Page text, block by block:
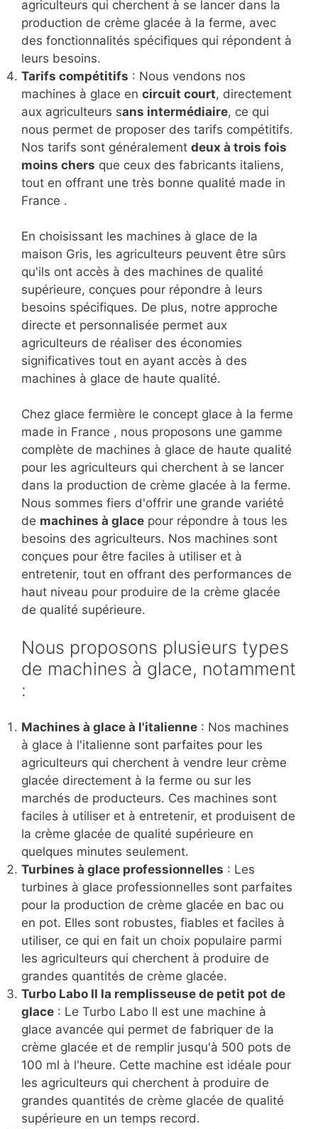
agriculteurs qui cherchent à se lancer dans la
production de crème glacée à la ferme, avec
des fonctionnalités spécifiques qui répondent à
leurs besoins.
Tarifs compétitifs : Nous vendons nos
machines à glace en circuit court, directement
aux agriculteurs sans intermédiaire, ce qui
nous permet de proposer des tarifs compétitifs.
Nos tarifs sont généralement deux à trois fois
moins chers que ceux des fabricants italiens,
tout en offrant une très bonne qualité made in
France .
En choisissant les machines à glace de la
maison Gris, les agriculteurs peuvent être sûrs
qu'ils ont accès à des machines de qualité
supérieure, conçues pour répondre à leurs
besoins spécifiques. De plus, notre approche
directe et personnalisée permet aux
agriculteurs de réaliser des économies
significatives tout en ayant accès à des
machines à glace de haute qualité.
Chez glace fermière le concept glace à la ferme
made in France , nous proposons une gamme
complète de machines à glace de haute qualité
pour les agriculteurs qui cherchent à se lancer
dans la production de crème glacée à la ferme.
Nous sommes fiers d'offrir une grande variété
de machines à glace pour répondre à tous les
besoins des agriculteurs. Nos machines sont
conçues pour être faciles à utiliser et à
entretenir, tout en offrant des performances de
haut niveau pour produire de la crème glacée
de qualité supérieure.
Nous proposons plusieurs types
de machines à glace, notamment
:
Machines à glace à l'italienne : Nos machines
à glace à l'italienne sont parfaites pour les
agriculteurs qui cherchent à vendre leur crème
glacée directement à la ferme ou sur les
marchés de producteurs. Ces machines sont
faciles à utiliser et à entretenir, et produisent de
la crème glacée de qualité supérieure en
quelques minutes seulement.
Turbines à glace professionnelles : Les
turbines à glace professionnelles sont parfaites
pour la production de crème glacée en bac ou
en pot. Elles sont robustes, fiables et faciles à
utiliser, ce qui en fait un choix populaire parmi
les agriculteurs qui cherchent à produire de
grandes quantités de crème glacée.
Turbo Labo II la remplisseuse de petit pot de
glace : Le Turbo Labo II est une machine à
glace avancée qui permet de fabriquer de la
crème glacée et de remplir jusqu'à 500 pots de
100 ml à l'heure. Cette machine est idéale pour
les agriculteurs qui cherchent à produire de
grandes quantités de crème glacée de qualité
supérieure en un temps record.